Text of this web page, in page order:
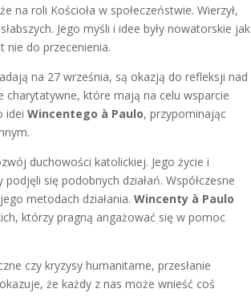
na roli Kościoła w społeczeństwie. Wierzył,
Jego myśli i idee były nowatorskie jak
nie do przecenienia.
na 27 września, są okazją do refleksji nad
charytatywne, które mają na celu wsparcie
ideiWincentego à Paulo, przypominając
duchowości katolickiej. Jego życie i
się podobnych działań. Współczesne
metodach działania.Wincenty à Paulo
którzy pragną angażować się w pomoc
czy kryzysy humanitarne, przesłanie
że każdy z nas może wnieść coś